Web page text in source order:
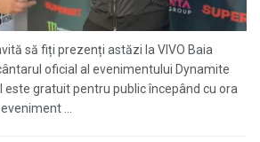
să fiți prezenți astăzi la VIVO Baia
oficial al evenimentului Dynamite
este gratuit pentru public începând cu ora
...